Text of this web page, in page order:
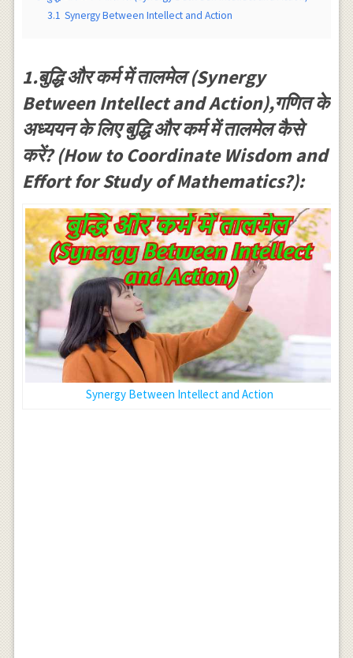
3.1 Synergy Between Intellect and Action
1.बुद्धि और कर्म में तालमेल (Synergy
Between Intellect and Action),गणित के
अध्ययन के लिए बुद्धि और कर्म में तालमेल कैसे
करें? (How to Coordinate Wisdom and
Effort for Study of Mathematics?):
Synergy Between Intellect and Action